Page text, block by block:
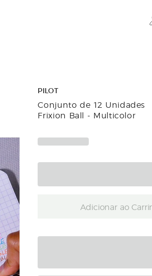
PILOT
Conjunto de 12 Unidades
Frixion Ball - Multicolor
Adicionar ao